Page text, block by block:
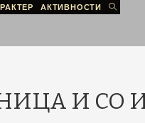
АКТИВНОСТИ
И СО